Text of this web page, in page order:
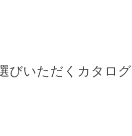
びいただくカタロ